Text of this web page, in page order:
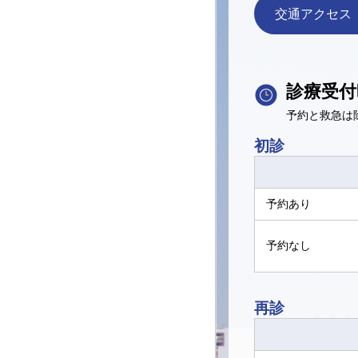
交通アクセス
診療受
予約と救急は
初診
予約あり
予約なし
再診